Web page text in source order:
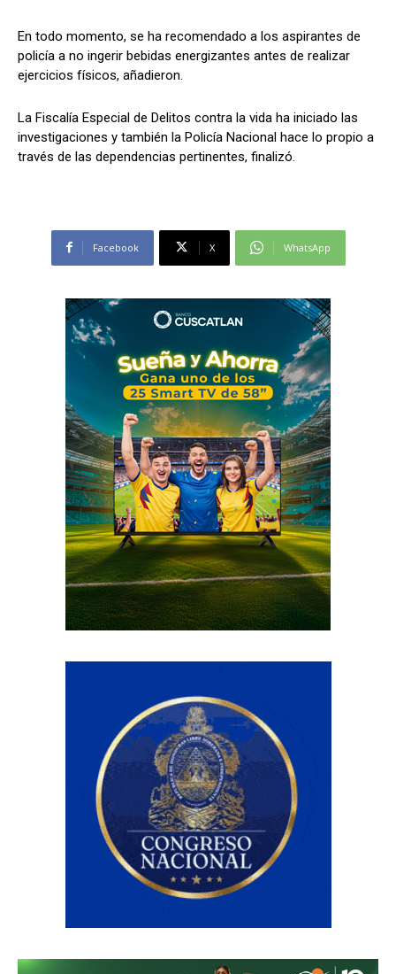
En todo momento, se ha recomendado a los aspirantes de
policía a no ingerir bebidas energizantes antes de realizar
ejercicios físicos, añadieron.
La Fiscalía Especial de Delitos contra la vida ha iniciado las
investigaciones y también la Policía Nacional hace lo propio a
través de las dependencias pertinentes, finalizó.
Facebook X WhatsApp